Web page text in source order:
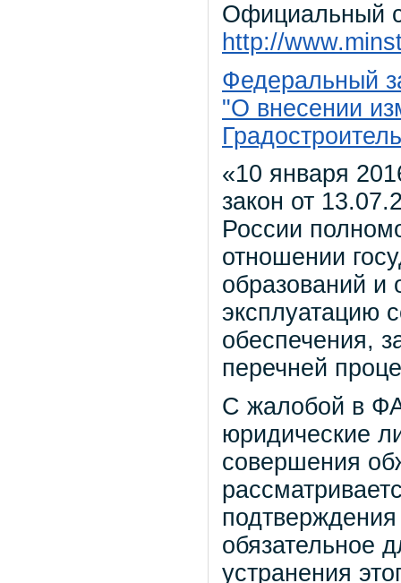
Официальный
http://
Федеральный
"О внесении
«10 января
закон от
России
отношении
образований и
эксплуатацию
обеспечения,
перечней
С жалобой в
юридические
совершения
обязательное
устранения